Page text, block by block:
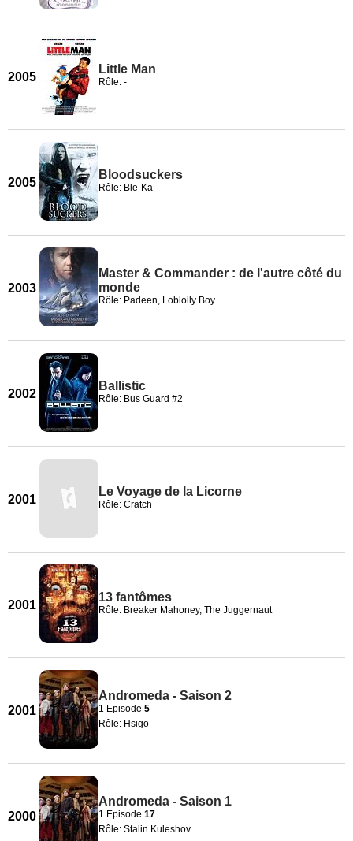
2005
Little Man
Rôle: -
2005
Bloodsuckers
Rôle: Ble-Ka
2003
Master & Commander : de l'autre côté du
monde
Rôle: Padeen, Loblolly Boy
2002
Ballistic
Rôle: Bus Guard #2
2001
Le Voyage de la Licorne
Rôle: Cratch
2001
13 fantômes
Rôle: Breaker Mahoney, The Juggernaut
2001
Andromeda - Saison 2
1 Episode 5
Rôle: Hsigo
2000
Andromeda - Saison 1
1 Episode 17
Rôle: Stalin Kuleshov